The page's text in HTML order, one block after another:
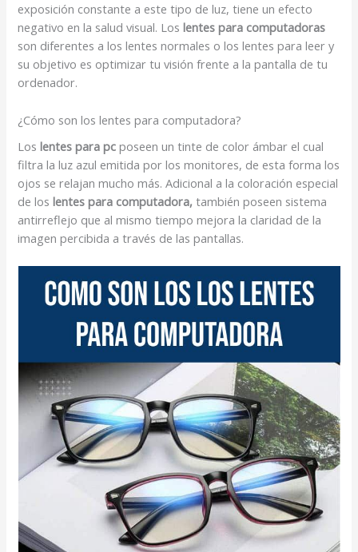
exposición constante a este tipo de luz, tiene un efecto
negativo en la salud visual. Loslentes para computadoras
son diferentes a los lentes normales o los lentes para leer y
su objetivo es optimizar tu visión frente a la pantalla de tu
ordenador.
¿Cómo son los lentes para computadora?
Loslentes para pc poseen un tinte de color ámbar el cual
filtra la luz azul emitida por los monitores, de esta forma los
ojos se relajan mucho más. Adicional a la coloración especial
de loslentes para computadora,también poseen sistema
antirreflejo que al mismo tiempo mejora la claridad de la
imagen percibida a través de las pantallas.